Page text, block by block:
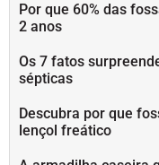
Por que 60% das
2 anos
Os 7 fatos
sépticas
Descubra por que
lençol freático